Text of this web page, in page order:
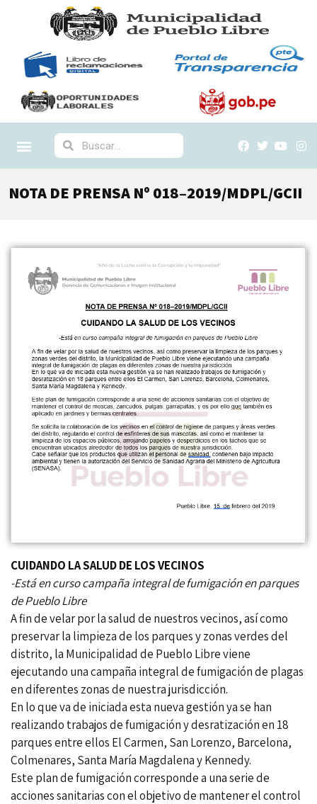
NOTA DE PRENSA Nº 018–2019/MDPL/GCII
CUIDANDO LA SALUD DE LOS VECINOS
-Está en curso campaña integral de fumigación en parques
de Pueblo Libre
A fin de velar por la salud de nuestros vecinos, así como
preservar la limpieza de los parques y zonas verdes del
distrito, la Municipalidad de Pueblo Libre viene
ejecutando una campaña integral de fumigación de plagas
en diferentes zonas de nuestra jurisdicción.
En lo que va de iniciada esta nueva gestión ya se han
realizando trabajos de fumigación y desratización en 18
parques entre ellos El Carmen, San Lorenzo, Barcelona,
Colmenares, Santa María Magdalena y Kennedy.
Este plan de fumigación corresponde a una serie de
acciones sanitarias con el objetivo de mantener el control